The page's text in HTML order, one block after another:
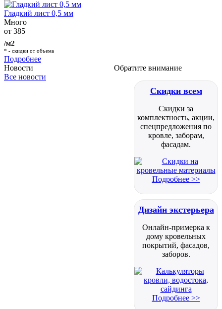
Гладкий лист 0,5 мм
Много
от 385
/м2
* - скидки от объема
Подробнее
Обратите внимание
Скидки всем
Скидки за
комплектность, акции,
спецпредложения по
кровле, заборам,
фасадам.
Подробнее >>
Дизайн экстерьера
Онлайн-примерка к
дому кровельных
покрытий, фасадов,
заборов.
Подробнее >>
Новости
Все новости